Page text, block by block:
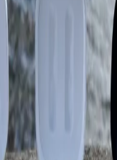
hoparlörleri, yüksek
özellikleriyle öne
seçerken teknik
ve Lenovo
Lenovo LP1S
özellikleri detaylı
uygun seçim